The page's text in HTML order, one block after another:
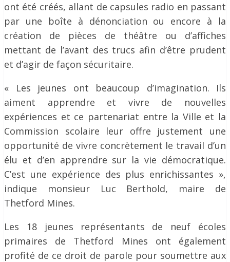
ont été créés, allant de capsules radio en passant
par une boîte à dénonciation ou encore à la
création de pièces de théâtre ou d’affiches
mettant de l’avant des trucs afin d’être prudent
et d’agir de façon sécuritaire.
« Les jeunes ont beaucoup d’imagination. Ils
aiment apprendre et vivre de nouvelles
expériences et ce partenariat entre la Ville et la
Commission scolaire leur offre justement une
opportunité de vivre concrètement le travail d’un
élu et d’en apprendre sur la vie démocratique.
C’est une expérience des plus enrichissantes »,
indique monsieur Luc Berthold, maire de
Thetford Mines.
Les 18 jeunes représentants de neuf écoles
primaires de Thetford Mines ont également
profité de ce droit de parole pour soumettre aux